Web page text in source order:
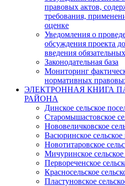
правовых актов,
требования,
оценке
Уведомления о
обсуждения проекта
введения
Законодательная база
Мониторинг
нормативных
ЭЛЕКТРОННАЯ КНИГА
РАЙОНА
Динское сельское
Старомышастовское
Нововеличковское
Васюринское сельское
Новотитаровское
Мичуринское
Первореченское
Красносельское
Пластуновское